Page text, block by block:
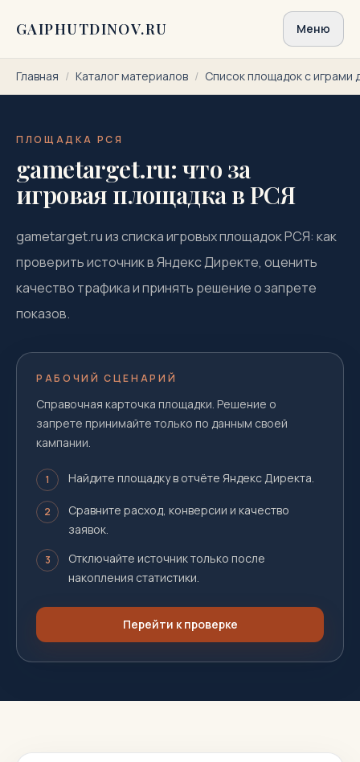
GAIPHUTDINOV.RU Меню
Главная / Каталог материалов / Список площадок с играми
ПЛОЩАДКА РСЯ
gametarget.ru: что за
игровая площадка в РСЯ
gametarget.ru из списка игровых площадок РСЯ: как
проверить источник в Яндекс Директе, оценить
качество трафика и принять решение о запрете
показов.
РАБОЧИЙ СЦЕНАРИЙ
Справочная карточка площадки. Решение о
запрете принимайте только по данным своей
кампании.
1 Найдите площадку в отчёте Яндекс Директа.
2
Сравните расход, конверсии и качество
заявок.
3
Отключайте источник только после
накопления статистики.
Перейти к проверке